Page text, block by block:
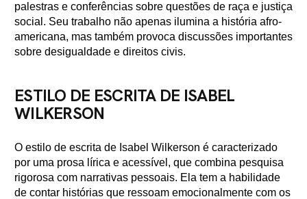
palestras e conferências sobre questões de raça e justiça
social. Seu trabalho não apenas ilumina a história afro-
americana, mas também provoca discussões importantes
sobre desigualdade e direitos civis.
ESTILO DE ESCRITA DE ISABEL
WILKERSON
O estilo de escrita de Isabel Wilkerson é caracterizado
por uma prosa lírica e acessível, que combina pesquisa
rigorosa com narrativas pessoais. Ela tem a habilidade
de contar histórias que ressoam emocionalmente com os